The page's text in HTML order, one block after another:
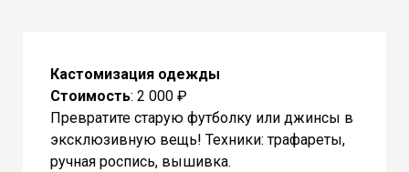
Кастомизация одежды
Стоимость: 2 000 ₽
Превратите старую футболку или джинсы в
эксклюзивную вещь! Техники: трафареты,
ручная роспись, вышивка.